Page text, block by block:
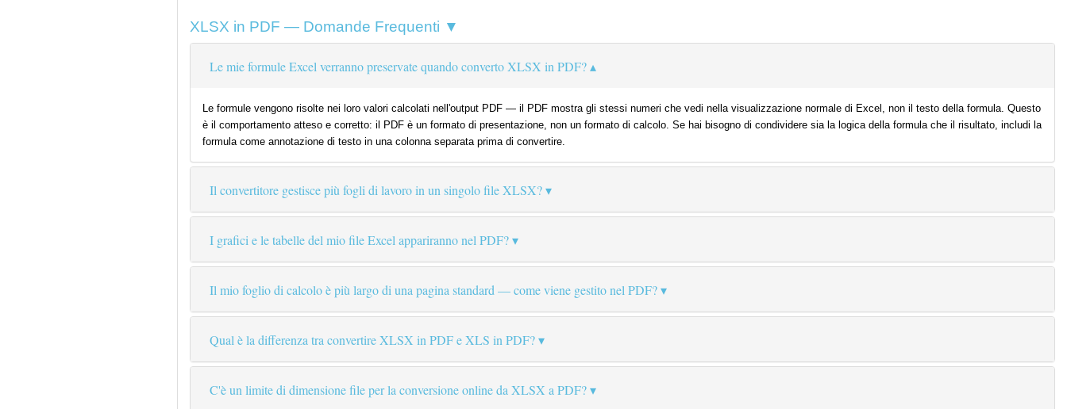
XLSX in PDF — Domande Frequenti ▼
Le mie formule Excel verranno preservate quando converto XLSX in PDF?
Le formule vengono risolte nei loro valori calcolati nell'output PDF — il PDF mostra gli stessi numeri che vedi nella visualizzazione normale di Excel, non il testo della formula. Questo
è il comportamento atteso e corretto: il PDF è un formato di presentazione, non un formato di calcolo. Se hai bisogno di condividere sia la logica della formula che il risultato, includi la
formula come annotazione di testo in una colonna separata prima di convertire.
Il convertitore gestisce più fogli di lavoro in un singolo file XLSX?
I grafici e le tabelle del mio file Excel appariranno nel PDF?
Il mio foglio di calcolo è più largo di una pagina standard — come viene gestito nel PDF?
Qual è la differenza tra convertire XLSX in PDF e XLS in PDF?
C'è un limite di dimensione file per la conversione online da XLSX a PDF?